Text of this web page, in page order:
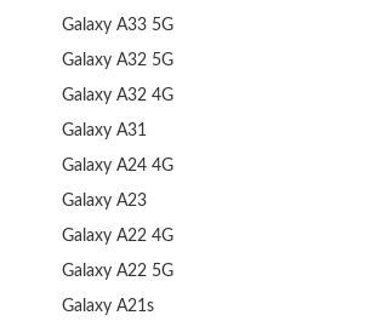
Galaxy A33 5G
Galaxy A32 5G
Galaxy A32 4G
Galaxy A31
Galaxy A24 4G
Galaxy A23
Galaxy A22 4G
Galaxy A22 5G
Galaxy A21s